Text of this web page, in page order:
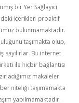
bir Yer Sağlayıcı
içerikleri proaktif
bulunmamaktadır.
taşımakta olup,
sayılırlar. Bu internet
ile hiçbir bağlantısı
makaleler
niteliği taşımamakta
yapılmamaktadır.